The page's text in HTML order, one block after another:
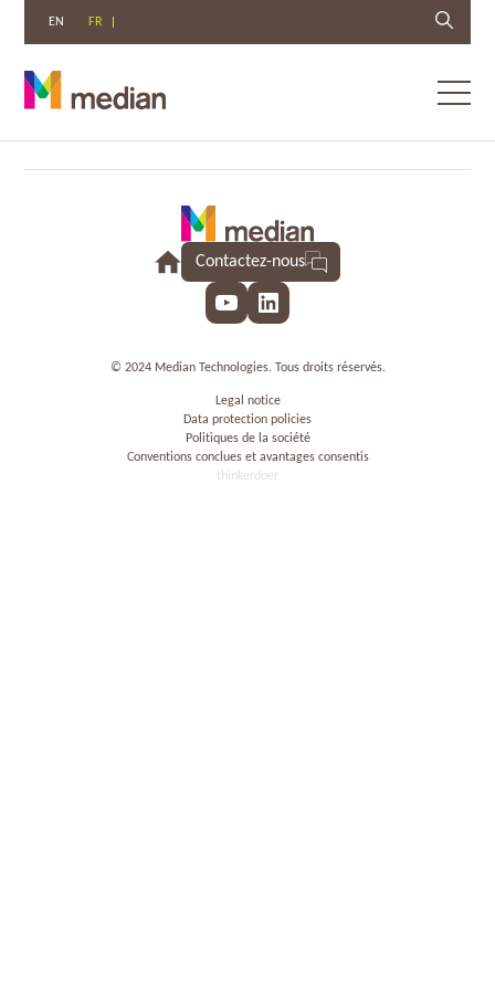
EN FR
Contactez-nous
YouTubeLinkedIn
© 2024 Median Technologies. Tous droits réservés.
Legal notice
Data protection policies
Politiques de la société
Conventions conclues et avantages consentis
thinkerdoer